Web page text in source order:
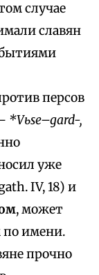
случае
славян
персов
*Vьse–gard-,
уже
IV, 18) и
, может
по имени.
прочно